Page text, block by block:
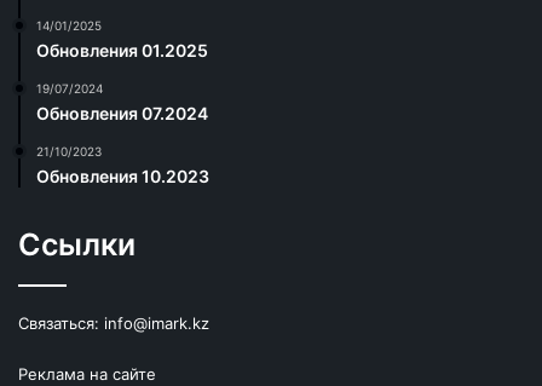
14/01/2025
Обновления 01.2025
19/07/2024
Обновления 07.2024
21/10/2023
Обновления 10.2023
Ссылки
Связаться: info@imark.kz
Реклама на сайте